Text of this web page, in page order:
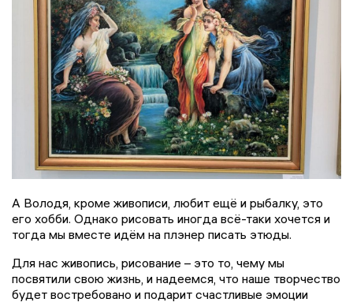
А Володя, кроме живописи, любит ещё и рыбалку, это
его хобби. Однако рисовать иногда всё-таки хочется и
тогда мы вместе идём на плэнер писать этюды.
Для нас живопись, рисование – это то, чему мы
посвятили свою жизнь, и надеемся, что наше творчество
будет востребовано и подарит счастливые эмоции